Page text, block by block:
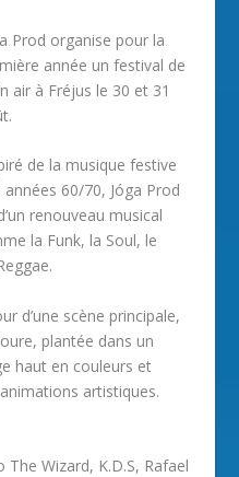
Prod organise pour la
année un festival de
air à Fréjus le 30 et 31
de la musique festive
années 60/70, Jóga Prod
renouveau musical
la Funk, la Soul, le
d’une scène principale,
plantée dans un
haut en couleurs et
artistiques.
Wizard, K.D.S, Rafael